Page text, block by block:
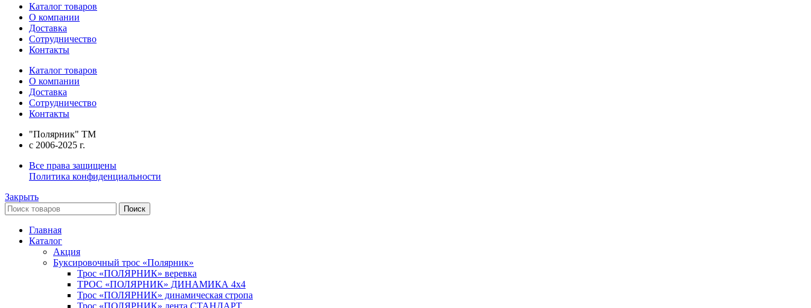
Каталог товаров
О компании
Доставка
Сотрудничество
Контакты
Каталог товаров
О компании
Доставка
Сотрудничество
Контакты
"Полярник" TM
c 2006-2025 г.
Все права защищены
Политика конфиденциальности
Закрыть
Поиск
Главная
Каталог
Акция
Буксировочный трос «Полярник»
Трос «ПОЛЯРНИК» веревка
ТРОС «ПОЛЯРНИК» ДИНАМИКА 4х4
Трос «ПОЛЯРНИК» динамическая стропа
Трос «ПОЛЯРНИК» лента СТАНДАРТ